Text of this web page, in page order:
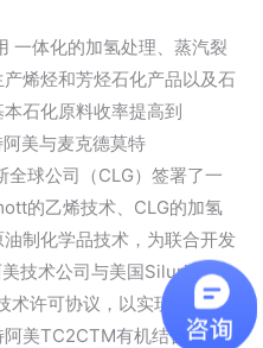
一体化的加氢处理、蒸汽裂
烯烃和芳烃石化产品以及石
石化原料收率提高到
美与麦克德莫特
全球公司（CLG）签署了一
的乙烯技术、CLG的加氢
制化学品技术，为联合开发
技术公司与美国Siluria
术许可协议，以实现Siluria
美TC2CTM有机结合，进